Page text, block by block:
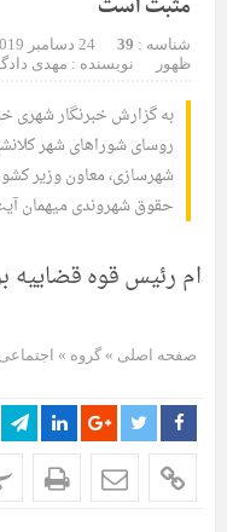
مثبت است
شناسه : 39 24 دسامبر 2019 - 17:19
ظهور
نویسنده : مهدی
به گزارش خبرنگار شهری
روسای شوراهای شهر
شهرسازی، معاون وزیر
حقوق شهروندی میهمان
صفحه اصلی » گروه » اجتماعی